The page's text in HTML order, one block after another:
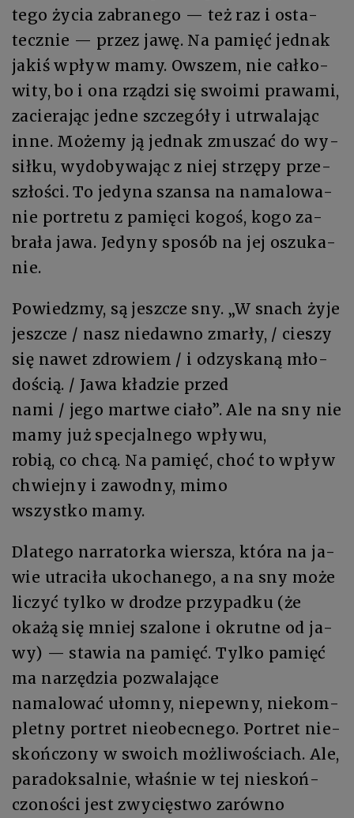
te­go ży­cia zabrane­go — też raz i osta­
tecz­nie — przez ja­wę. Na pa­mięć jed­nak
ja­kiś wpływ ma­my. Ow­szem, nie cał­ko­
wi­ty, bo i ona rzą­dzi się swo­imi pra­wa­mi,
za­cie­ra­jąc jed­ne szcze­gó­ły i utrwa­la­jąc
in­ne. Mo­że­my ją jed­nak zmu­szać do wy­
sił­ku, wy­do­by­wa­jąc z niej strzę­py prze­
szło­ści. To je­dy­na szan­sa na na­ma­lo­wa­
nie por­tre­tu z pa­mię­ci ko­goś, ko­go za­
bra­ła ja­wa. Je­dy­ny spo­sób na jej oszu­ka­
nie.
Po­wiedz­my, są jesz­cze sny. „W snach ży­je
jesz­cze / nasz nie­daw­no zmar­ły, / cie­szy
się na­wet zdro­wiem / i od­zy­ska­ną mło­
do­ścią. / Ja­wa kładzie przed
na­mi / je­go mar­twe cia­ło”. Ale na sny nie
ma­my już specjal­ne­go wpły­wu,
ro­bią, co chcą. Na pa­mięć, choć to wpływ
chwiejny i za­wod­ny, mi­mo
wszyst­ko ma­my.
Dla­te­go nar­ra­tor­ka wier­sza, któ­ra na ja­
wie utra­ci­ła uko­cha­ne­go, a na sny mo­że
li­czyć tyl­ko w dro­dze przy­pad­ku (że
oka­żą się mniej sza­lo­ne i okrut­ne od ja­
wy) — sta­wia na pa­mięć. Tyl­ko pa­mięć
ma na­rzę­dzia pozwalają­ce
na­ma­lo­wać ułom­ny, nie­pew­ny, nie­kom­
plet­ny por­tret nieobec­ne­go. Por­tret nie­
skoń­czo­ny w swo­ich moż­li­wo­ściach. Ale,
paradoksalnie, wła­śnie w tej nie­skoń­
czo­no­ści jest zwy­cię­stwo za­rów­no